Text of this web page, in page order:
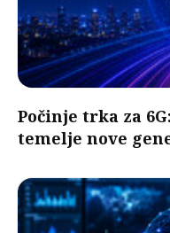
Počinje trka za
temelje nove